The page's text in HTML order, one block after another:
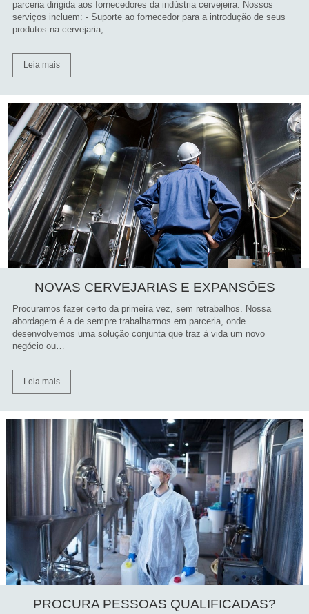
parceria dirigida aos fornecedores da indústria cervejeira. Nossos
serviços incluem: - Suporte ao fornecedor para a introdução de seus
produtos na cervejaria;…
Leia mais
NOVAS CERVEJARIAS E EXPANSÕES
Procuramos fazer certo da primeira vez, sem retrabalhos. Nossa
abordagem é a de sempre trabalharmos em parceria, onde
desenvolvemos uma solução conjunta que traz à vida um novo
negócio ou…
Leia mais
PROCURA PESSOAS QUALIFICADAS?